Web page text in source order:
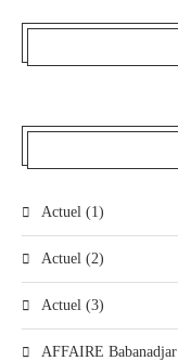
Actuel (1)
Actuel (2)
Actuel (3)
AFFAIRE Babanadjar